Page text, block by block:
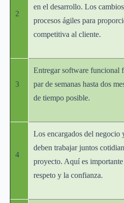
2
en el desarrollo. Los
procesos ágiles para
competitiva al cliente.
3
Entregar software funcional
par de semanas hasta dos
de tiempo posible.
4
Los encargados del negocio
deben trabajar juntos
proyecto. Aquí es
respeto y la confianza.